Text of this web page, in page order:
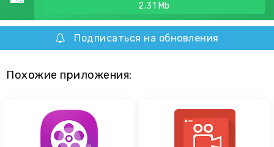
2.31 Mb
Подписаться на обновления
Похожие приложения: